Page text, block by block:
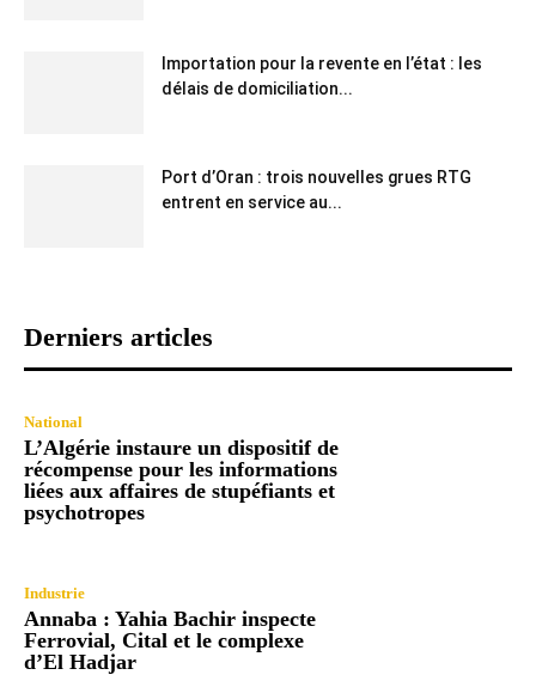
Importation pour la revente en l’état : les
délais de domiciliation...
Port d’Oran : trois nouvelles grues RTG
entrent en service au...
Derniers articles
National
L’Algérie instaure un dispositif de
récompense pour les informations
liées aux affaires de stupéfiants et
psychotropes
Industrie
Annaba : Yahia Bachir inspecte
Ferrovial, Cital et le complexe
d’El Hadjar